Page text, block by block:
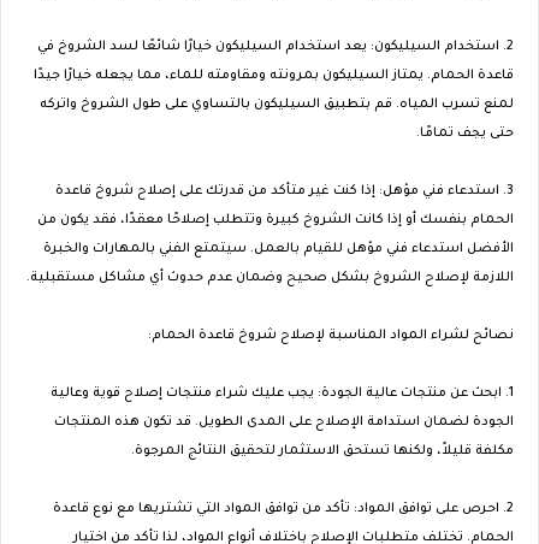
2. استخدام السيليكون: يعد استخدام السيليكون خيارًا شائعًا لسد الشروخ في
قاعدة الحمام. يمتاز السيليكون بمرونته ومقاومته للماء، مما يجعله خيارًا جيدًا
لمنع تسرب المياه. قم بتطبيق السيليكون بالتساوي على طول الشروخ واتركه
حتى يجف تمامًا.
3. استدعاء فني مؤهل: إذا كنت غير متأكد من قدرتك على إصلاح شروخ قاعدة
الحمام بنفسك أو إذا كانت الشروخ كبيرة وتتطلب إصلاحًا معقدًا، فقد يكون من
الأفضل استدعاء فني مؤهل للقيام بالعمل. سيتمتع الفني بالمهارات والخبرة
اللازمة لإصلاح الشروخ بشكل صحيح وضمان عدم حدوث أي مشاكل مستقبلية.
نصائح لشراء المواد المناسبة لإصلاح شروخ قاعدة الحمام:
1. ابحث عن منتجات عالية الجودة: يجب عليك شراء منتجات إصلاح قوية وعالية
الجودة لضمان استدامة الإصلاح على المدى الطويل. قد تكون هذه المنتجات
مكلفة قليلاً، ولكنها تستحق الاستثمار لتحقيق النتائج المرجوة.
2. احرص على توافق المواد: تأكد من توافق المواد التي تشتريها مع نوع قاعدة
الحمام. تختلف متطلبات الإصلاح باختلاف أنواع المواد، لذا تأكد من اختيار